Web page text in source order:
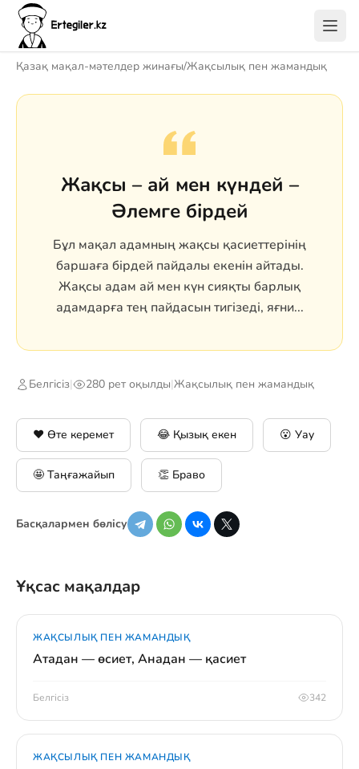
Қазақ мақал-мәтелдер жинағы/Жақсылық пен жамандық
Жақсы – ай мен күндей –
Әлемге бірдей
Бұл мақал адамның жақсы қасиеттерінің
баршаға бірдей пайдалы екенін айтады.
Жақсы адам ай мен күн сияқты барлық
адамдарға тең пайдасын тигізеді, яғни...
Белгісіз| 280 рет оқылды|Жақсылық пен жамандық
❤️ Өте керемет 😂 Қызық екен 😮 Уау
🤩 Таңғажайып 👏 Браво
Басқалармен бөлісу
Ұқсас мақалдар
ЖАҚСЫЛЫҚ ПЕН ЖАМАНДЫҚ
Атадан — өсиет, Анадан — қасиет
Белгісіз 342
ЖАҚСЫЛЫҚ ПЕН ЖАМАНДЫҚ